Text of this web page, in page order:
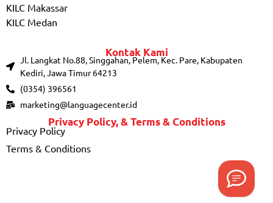
KILC Makassar
KILC Medan
Kontak Kami
Jl. Langkat No.88, Singgahan, Pelem, Kec. Pare, Kabupaten
Kediri, Jawa Timur 64213
(0354) 396561
marketing@languagecenter.id
Privacy Policy, & Terms & Conditions
Privacy Policy
Terms & Conditions